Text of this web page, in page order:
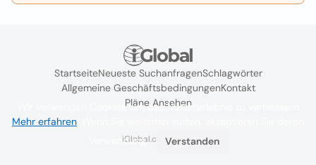
StartseiteNeueste SuchanfragenSchlagwörter
Allgemeine GeschäftsbedingungenKontakt
Pläne Ansehen
iGlobal.co @ 2024
Wir verwenden Cookies, um das Nutzererlebnis zu verbessern
Mehr erfahren
Verwendung.
Verstanden